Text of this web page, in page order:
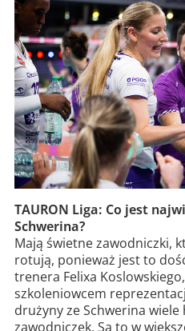
TAURON Liga: Co jest
Schwerina?
Mają świetne zawodniczki,
rotują, ponieważ jest to
trenera Felixa
szkoleniowcem
drużyny ze Schwerina
zawodniczek. Są to w